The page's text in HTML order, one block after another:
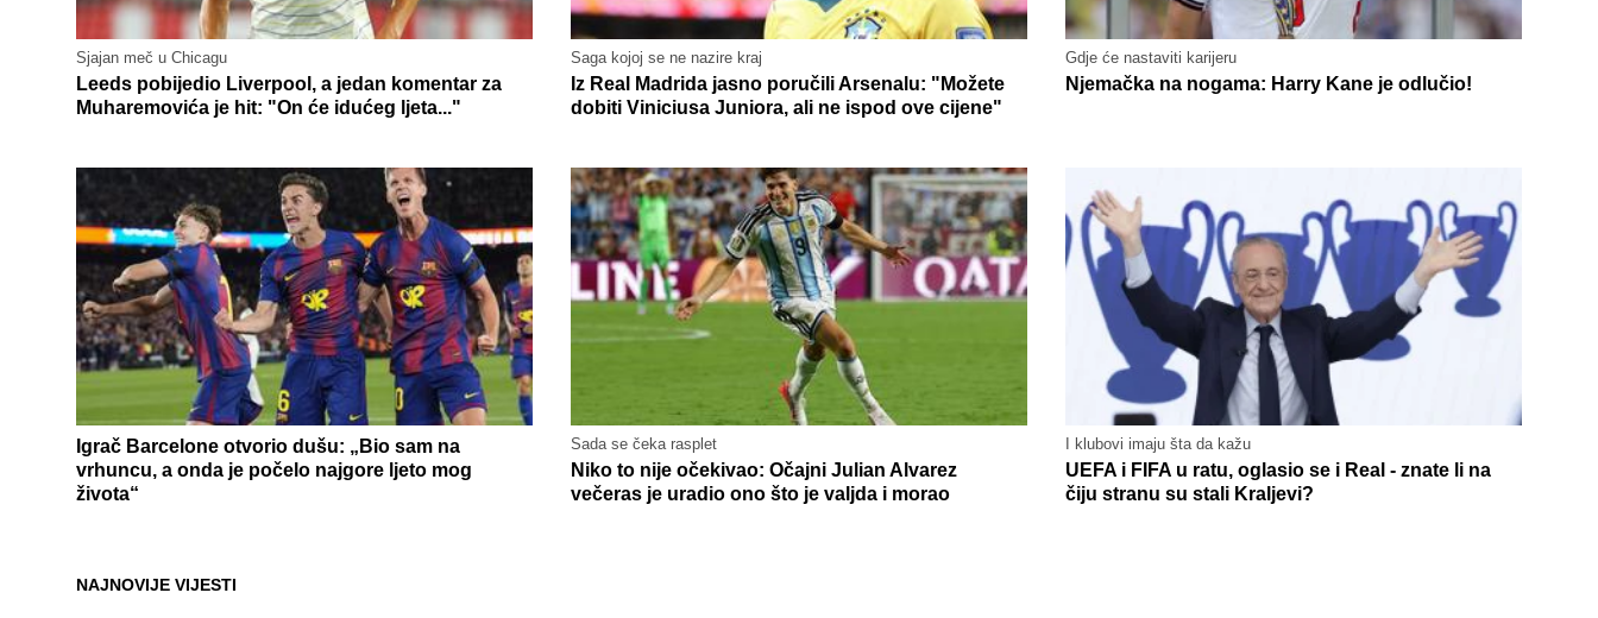
Sjajan meč u Chicagu
Leeds pobijedio Liverpool, a jedan komentar za
Muharemovića je hit: "On će idućeg ljeta..."
Saga kojoj se ne nazire kraj
Iz Real Madrida jasno poručili Arsenalu: "Možete
dobiti Viniciusa Juniora, ali ne ispod ove cijene"
Gdje će nastaviti karijeru
Njemačka na nogama: Harry Kane je odlučio!
Igrač Barcelone otvorio dušu: „Bio sam na
vrhuncu, a onda je počelo najgore ljeto mog
života“
Sada se čeka rasplet
Niko to nije očekivao: Očajni Julian Alvarez
večeras je uradio ono što je valjda i morao
I klubovi imaju šta da kažu
UEFA i FIFA u ratu, oglasio se i Real - znate li na
čiju stranu su stali Kraljevi?
NAJNOVIJE VIJESTI